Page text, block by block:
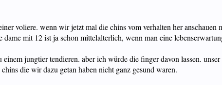
voliere. wenn wir jetzt mal die chins vom verhalten her anschauen
dame mit 12 ist ja schon mittelalterlich, wenn man eine
jungtier tendieren. aber ich würde die finger davon lassen.
die wir dazu getan haben nicht ganz gesund waren.